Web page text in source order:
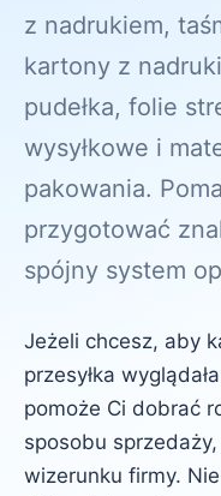
z nadrukiem,
kartony z
pudełka, folie
wysyłkowe i
pakowania.
przygotować
spójny system
Jeżeli chcesz, aby
przesyłka
pomoże Ci dobrać
sposobu
wizerunku firmy.